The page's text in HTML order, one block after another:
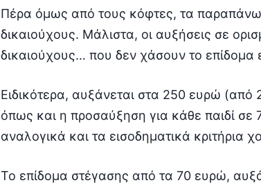
Πέρα όμως από τους κόφτες, τα παραπάνω
δικαιούχους. Μάλιστα, οι αυξήσεις σε
δικαιούχους… που δεν χάσουν το επίδομα
Ειδικότερα, αυξάνεται στα 250 ευρώ
όπως και η προσαύξηση για κάθε παιδί
αναλογικά και τα εισοδηματικά κριτήρια
Το επίδομα στέγασης από τα 70 ευρώ,